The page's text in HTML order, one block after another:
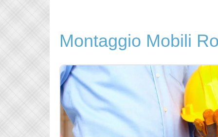
Montaggio Mobili